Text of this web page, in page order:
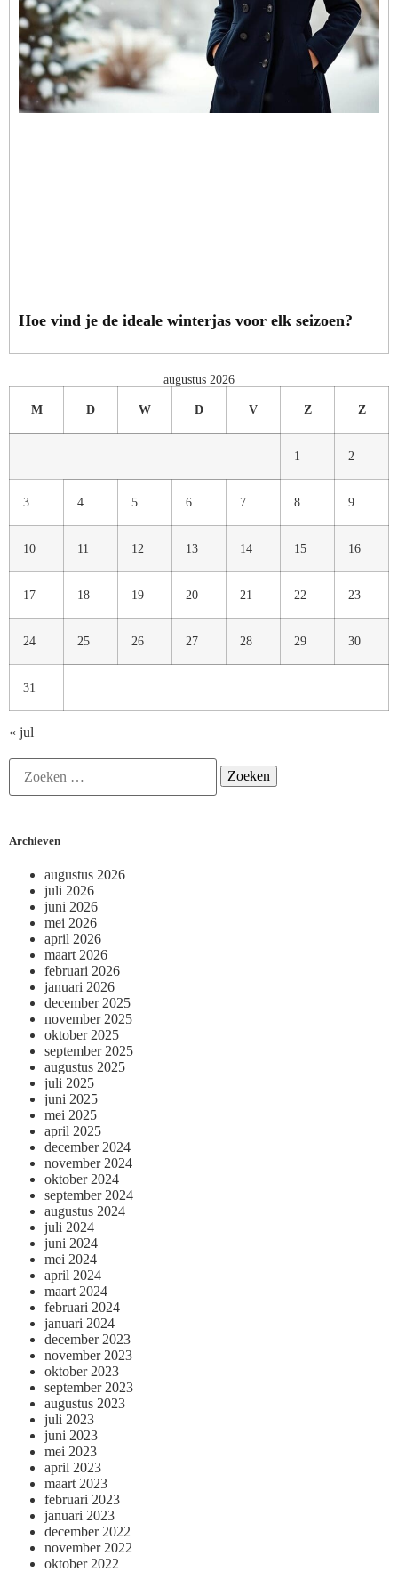
Hoe vind je de ideale winterjas voor elk seizoen?
augustus 2026
M D W D V Z Z
1 2
3 4 5 6 7 8 9
10 11 12 13 14 15 16
17 18 19 20 21 22 23
24 25 26 27 28 29 30
31
« jul
Archieven
augustus 2026
juli 2026
juni 2026
mei 2026
april 2026
maart 2026
februari 2026
januari 2026
december 2025
november 2025
oktober 2025
september 2025
augustus 2025
juli 2025
juni 2025
mei 2025
april 2025
december 2024
november 2024
oktober 2024
september 2024
augustus 2024
juli 2024
juni 2024
mei 2024
april 2024
maart 2024
februari 2024
januari 2024
december 2023
november 2023
oktober 2023
september 2023
augustus 2023
juli 2023
juni 2023
mei 2023
april 2023
maart 2023
februari 2023
januari 2023
december 2022
november 2022
oktober 2022